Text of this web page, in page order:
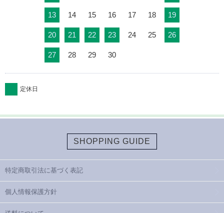
13 14 15 16 17 18 19
20 21 22 23 24 25 26
27 28 29 30
定休日
SHOPPING GUIDE
特定商取引法に基づく表記
個人情報保護方針